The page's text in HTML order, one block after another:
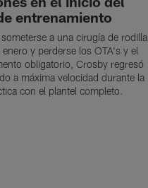
entrenamiento
a una cirugía de rodilla
y perderse los OTA's y el
obligatorio, Crosby regresó
a máxima velocidad durante la
con el plantel completo.